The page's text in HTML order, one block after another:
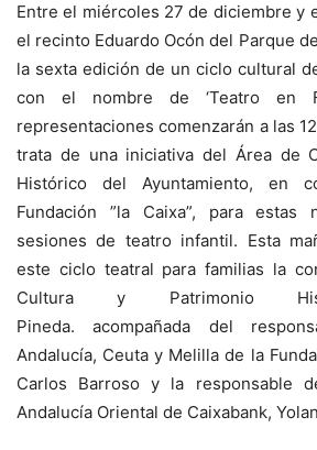
Entre el miércoles 27 de diciembre y
el recinto Eduardo Ocón del Parque
la sexta edición de un ciclo cultural
con el nombre de ‘Teatro en
representaciones comenzarán a las
trata de una iniciativa del Área de
Histórico del Ayuntamiento, en
Fundación ”la Caixa”, para estas
sesiones de teatro infantil. Esta
este ciclo teatral para familias la
Cultura y Patrimonio
Pineda. acompañada del
Andalucía, Ceuta y Melilla de la
Carlos Barroso y la responsable
Andalucía Oriental de Caixabank,